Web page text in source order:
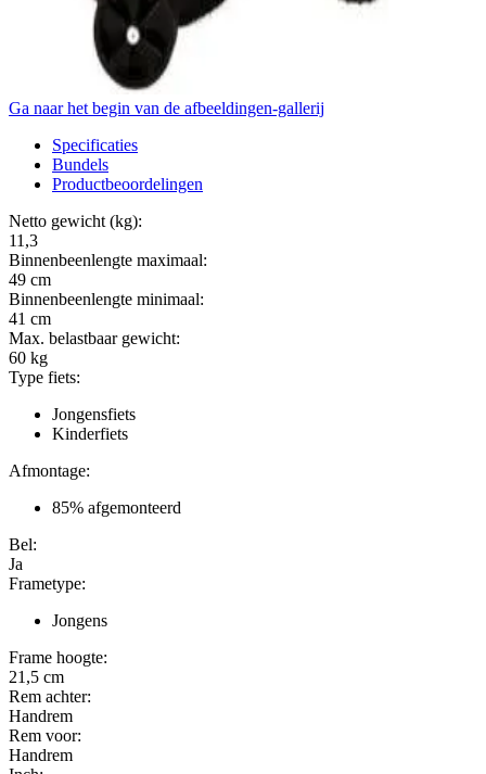
Ga naar het begin van de afbeeldingen-gallerij
Specificaties
Bundels
Productbeoordelingen
Netto gewicht (kg):
11,3
Binnenbeenlengte maximaal:
49 cm
Binnenbeenlengte minimaal:
41 cm
Max. belastbaar gewicht:
60 kg
Type fiets:
Jongensfiets
Kinderfiets
Afmontage:
85% afgemonteerd
Bel:
Ja
Frametype:
Jongens
Frame hoogte:
21,5 cm
Rem achter:
Handrem
Rem voor:
Handrem